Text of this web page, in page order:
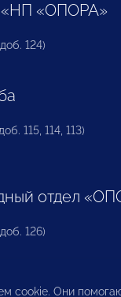
«НП «ОПОРА»
124)
115, 114, 113)
отдел
126)
прав
cookie. Они